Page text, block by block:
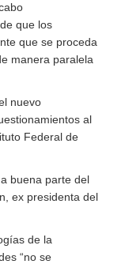
que los
que se proceda
manera paralela
nuevo
al
Federal de
buena parte del
ex presidenta del
de la
“no se